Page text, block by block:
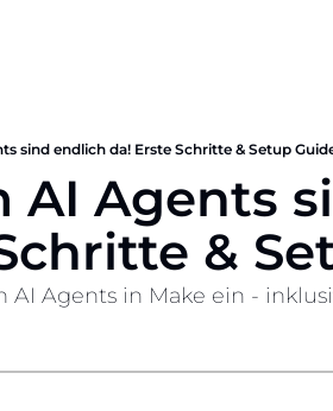
sind endlich da! Erste Schritte & Setup
AI Agents
&
Agents in Make ein -